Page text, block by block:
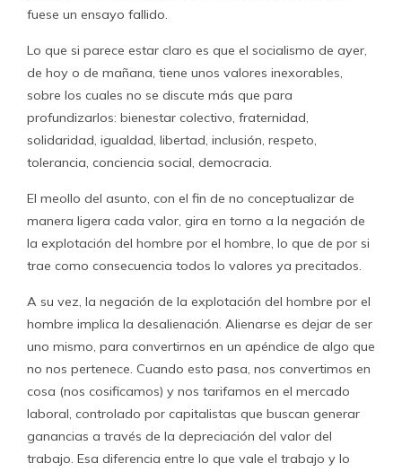
fuese un ensayo fallido.
Lo que si parece estar claro es que el socialismo de ayer,
de hoy o de mañana, tiene unos valores inexorables,
sobre los cuales no se discute más que para
profundizarlos: bienestar colectivo, fraternidad,
solidaridad, igualdad, libertad, inclusión, respeto,
tolerancia, conciencia social, democracia.
El meollo del asunto, con el fin de no conceptualizar de
manera ligera cada valor, gira en torno a la negación de
la explotación del hombre por el hombre, lo que de por si
trae como consecuencia todos lo valores ya precitados.
A su vez, la negación de la explotación del hombre por el
hombre implica la desalienación. Alienarse es dejar de ser
uno mismo, para convertirnos en un apéndice de algo que
no nos pertenece. Cuando esto pasa, nos convertimos en
cosa (nos cosificamos) y nos tarifamos en el mercado
laboral, controlado por capitalistas que buscan generar
ganancias a través de la depreciación del valor del
trabajo. Esa diferencia entre lo que vale el trabajo y lo